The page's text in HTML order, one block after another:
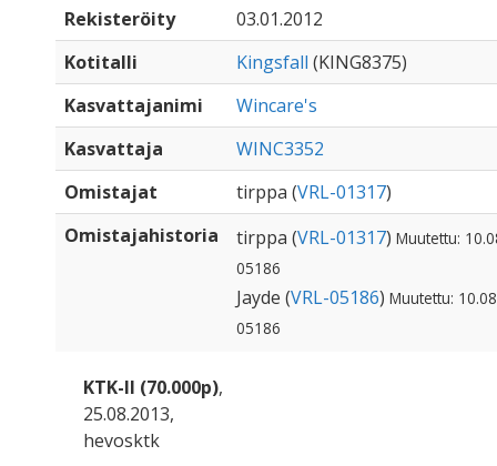
Rekisteröity
03.01.2012
Kotitalli
Kingsfall (KING8375)
Kasvattajanimi
Wincare's
Kasvattaja
WINC3352
Omistajat
tirppa (VRL-01317)
Omistajahistoria
tirppa (VRL-01317) Muutettu:
05186
Jayde (VRL-05186) Muutettu:
05186
KTK-II (70.000p),
25.08.2013,
hevosktk